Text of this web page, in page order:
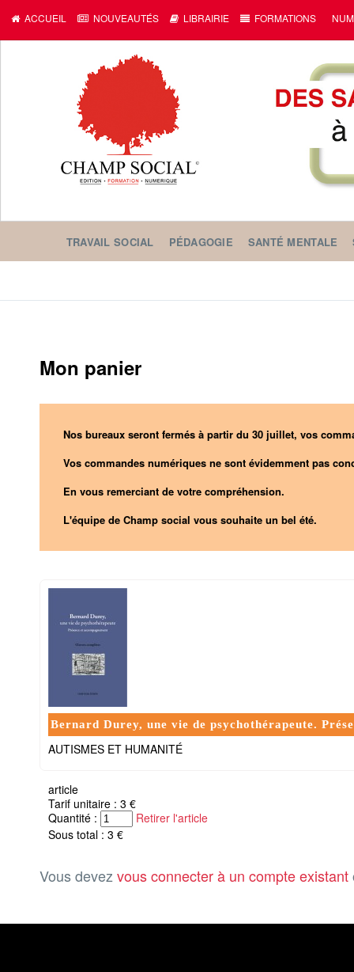
ACCUEIL NOUVEAUTÉS LIBRAIRIE FORMATIONS
TRAVAIL SOCIAL PÉDAGOGIE SANTÉ MENTALE
Mon panier
Nos bureaux seront fermés à partir du 30 juillet, vos
Vos commandes numériques ne sont évidemment pas
En vous remerciant de votre compréhension.
L'équipe de Champ social vous souhaite un bel été.
Bernard Durey, une vie de psychothérapeute.
AUTISMES ET HUMANITÉ
article
Tarif unitaire : 3 €
Quantité :
Retirer l'article
Sous total : 3 €
Vous devez vous connecter à un compte existant